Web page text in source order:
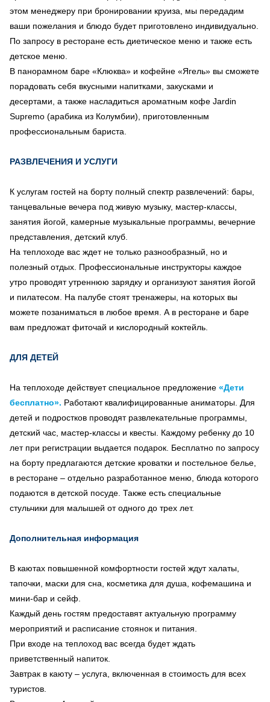
этом менеджеру при бронировании круиза, мы передадим
ваши пожелания и блюдо будет приготовлено индивидуально.
По запросу в ресторане есть диетическое меню и также есть
детское меню.
В панорамном баре «Клюква» и кофейне «Ягель» вы сможете
порадовать себя вкусными напитками, закусками и
десертами, а также насладиться ароматным кофе Jardin
Supremo (арабика из Колумбии), приготовленным
профессиональным бариста.
РАЗВЛЕЧЕНИЯ И УСЛУГИ
К услугам гостей на борту полный спектр развлечений: бары,
танцевальные вечера под живую музыку, мастер-классы,
занятия йогой, камерные музыкальные программы, вечерние
представления, детский клуб.
На теплоходе вас ждет не только разнообразный, но и
полезный отдых. Профессиональные инструкторы каждое
утро проводят утреннюю зарядку и организуют занятия йогой
и пилатесом. На палубе стоят тренажеры, на которых вы
можете позаниматься в любое время. А в ресторане и баре
вам предложат фиточай и кислородный коктейль.
ДЛЯ ДЕТЕЙ
На теплоходе действует специальное предложение «Дети
бесплатно». Работают квалифицированные аниматоры. Для
детей и подростков проводят развлекательные программы,
детский час, мастер-классы и квесты. Каждому ребенку до 10
лет при регистрации выдается подарок. Бесплатно по запросу
на борту предлагаются детские кроватки и постельное белье,
в ресторане – отдельно разработанное меню, блюда которого
подаются в детской посуде. Также есть специальные
стульчики для малышей от одного до трех лет.
Дополнительная информация
В каютах повышенной комфортности гостей ждут халаты,
тапочки, маски для сна, косметика для душа, кофемашина и
мини-бар и сейф.
Каждый день гостям предоставят актуальную программу
мероприятий и расписание стоянок и питания.
При входе на теплоход вас всегда будет ждать
приветственный напиток.
Завтрак в каюту – услуга, включенная в стоимость для всех
туристов.